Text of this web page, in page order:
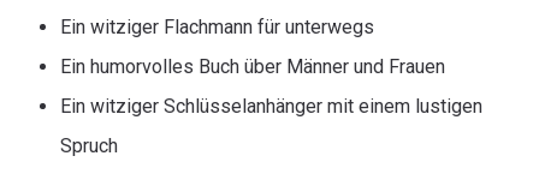
Ein witziger Flachmann für unterwegs
Ein humorvolles Buch über Männer und Frauen
Ein witziger Schlüsselanhänger mit einem lustigen
Spruch